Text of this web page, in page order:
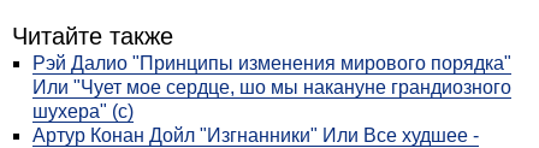
Читайте также
Рэй Далио "Принципы изменения мирового порядка"
Или "Чует мое сердце, шо мы накануне грандиозного
шухера" (с)
Артур Конан Дойл "Изгнанники" Или Все худшее -